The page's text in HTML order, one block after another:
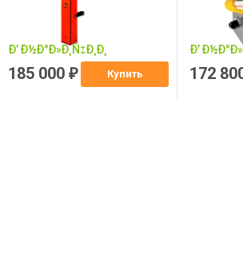
185 000 ₽ Купить 172